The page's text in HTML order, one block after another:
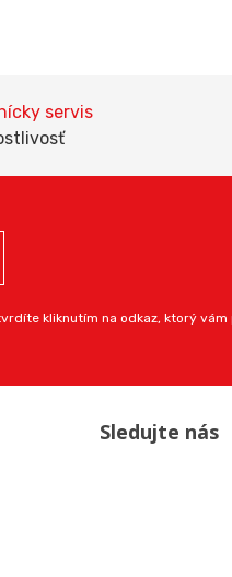
servis
kliknutím na odkaz, ktorý vám
Sledujte nás